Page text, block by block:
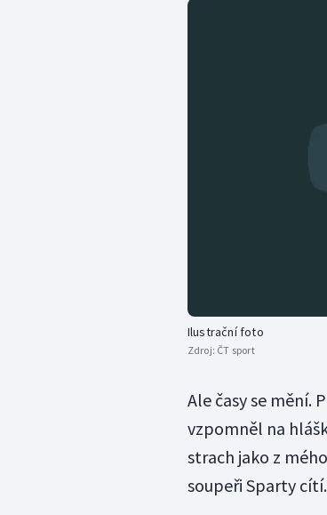
Ilustrační foto
Zdroj: ČT sport
Ale časy se mění.
vzpomněl na
strach jako z
soupeři Sparty cítí.